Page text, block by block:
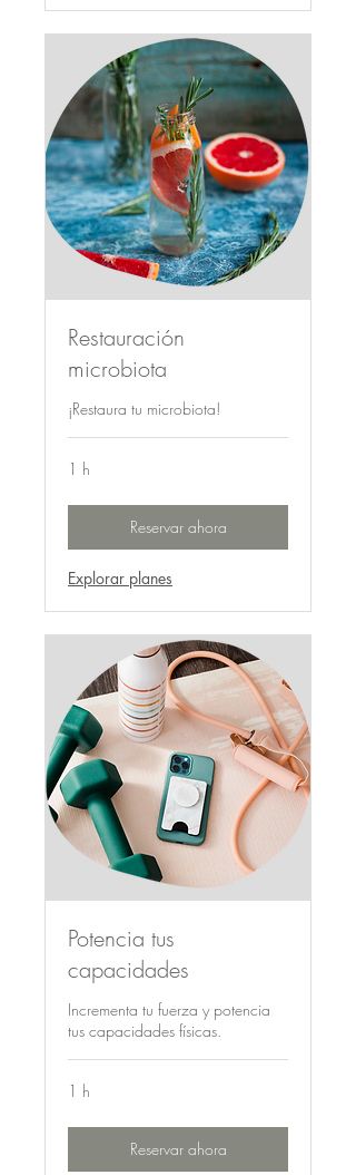
Restauración
microbiota
¡Restaura tu microbiota!
1 h
Reservar ahora
Explorar planes
Potencia tus
capacidades
Incrementa tu fuerza y potencia
tus capacidades físicas.
1 h
Reservar ahora